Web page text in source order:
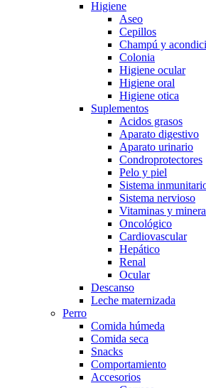
Higiene
Aseo
Cepillos
Champú y
Colonia
Higiene ocular
Higiene oral
Higiene otica
Suplementos
Acidos grasos
Aparato digestivo
Aparato urinario
Condroprotectores
Pelo y piel
Sistema
Sistema nervioso
Vitaminas y
Oncológico
Cardiovascular
Hepático
Renal
Ocular
Descanso
Leche maternizada
Perro
Comida húmeda
Comida seca
Snacks
Comportamiento
Accesorios